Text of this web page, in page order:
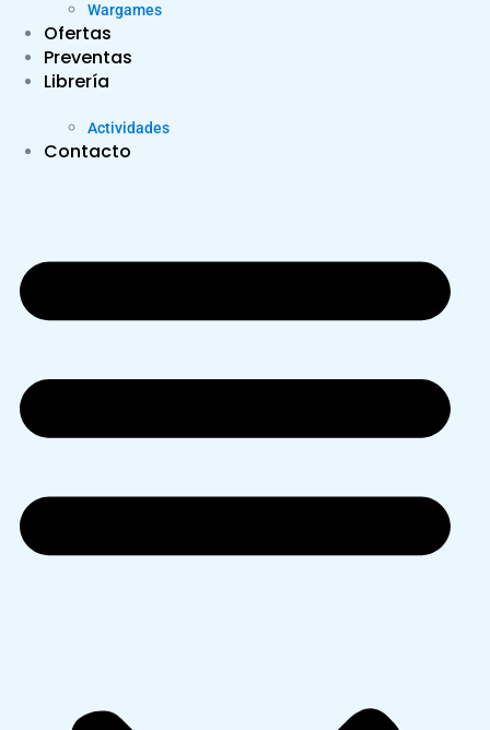
Wargames
Ofertas
Preventas
Librería
Actividades
Contacto